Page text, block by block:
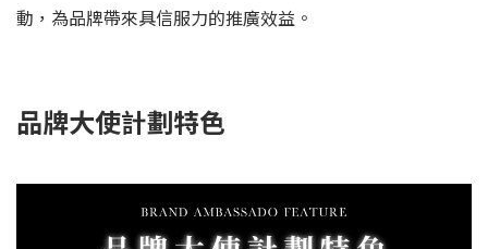
動，為品牌帶來具信服力的推廣效益。
品牌大使計劃特色